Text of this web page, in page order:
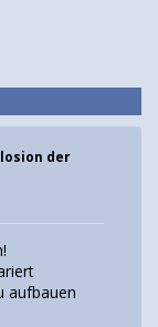
der
aufbauen